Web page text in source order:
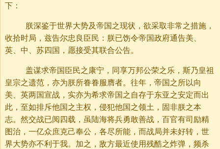
下：
朕深鉴于世界大势及帝国之现状，欲采取非常之措施，
收拾时局，兹告尔忠良臣民：朕已饬令帝国政府通告美、
英、中、苏四国，愿接受其联合公告。
盖谋求帝国臣民之康宁，同享万邦公荣之乐，斯乃皇祖
皇宗之遗范，亦为朕所眷眷服膺者。往年，帝国之所以向
美、英两国宣战，实亦为希求帝国之自存于东亚之安定而出
此，至如排斥他国之主权，侵犯他国之领土，固非朕之本
志。然交战已阅四载，虽陆海将兵勇敢善战，百官有司励精
图治，一亿众庶克己奉公，各尽所能，而战局并未好转，世
界大势亦不利于我。加之，敌方最近使用残酷之炸弹，频杀